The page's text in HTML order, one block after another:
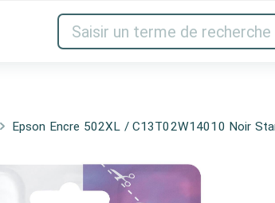
Audio et vidéo Imprimantes &
Epson Encre 502XL / C13T02W14010 Noir